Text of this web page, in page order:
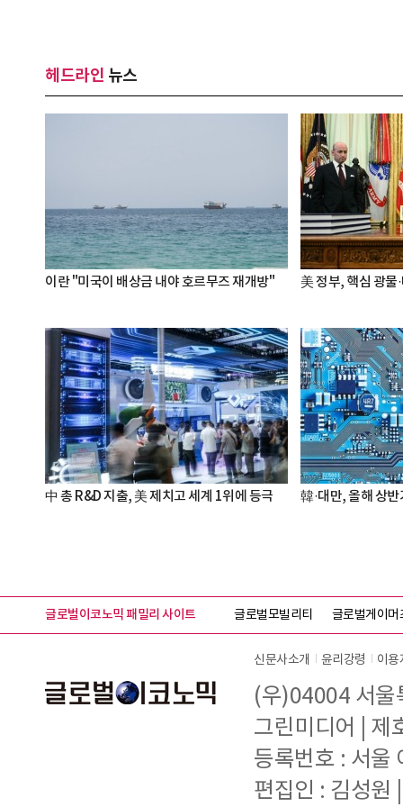
헤드라인 뉴스
이란 "미국이 배상금 내야 호르무즈 재개방" 美 정부, 핵심 광물
中 총 R&D 지출, 美 제치고 세계 1위에 등극 韓·대만, 올해 상
글로벌이코노믹 패밀리 사이트 글로벌모빌리티 글로벌게이머
신문사소개 윤리강령 이용
(우)04004 서울
그린미디어 | 제
등록번호 : 서울
편집인 : 김성원